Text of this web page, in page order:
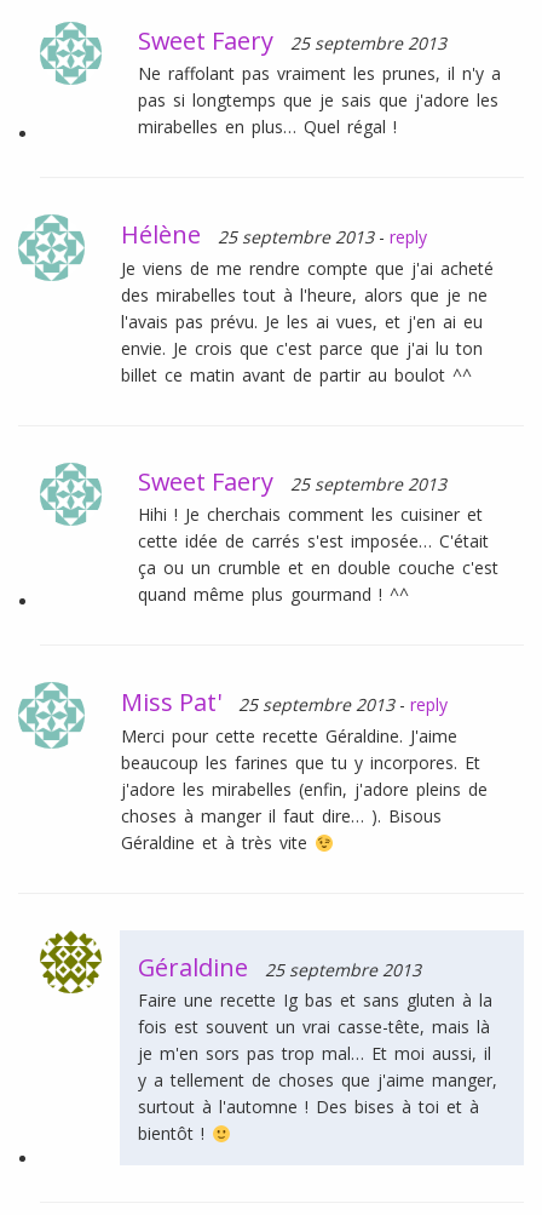
Sweet Faery
25 septembre 2013
Ne raffolant pas vraiment les prunes, il n'y a
pas si longtemps que je sais que j'adore les
mirabelles en plus… Quel régal !
Hélène 25 septembre 2013 - reply
Je viens de me rendre compte que j'ai acheté
des mirabelles tout à l'heure, alors que je ne
l'avais pas prévu. Je les ai vues, et j'en ai eu
envie. Je crois que c'est parce que j'ai lu ton
billet ce matin avant de partir au boulot ^^
Sweet Faery
25 septembre 2013
Hihi ! Je cherchais comment les cuisiner et
cette idée de carrés s'est imposée… C'était
ça ou un crumble et en double couche c'est
quand même plus gourmand ! ^^
Miss Pat' 25 septembre 2013 - reply
Merci pour cette recette Géraldine. J'aime
beaucoup les farines que tu y incorpores. Et
j'adore les mirabelles (enfin, j'adore pleins de
choses à manger il faut dire… ). Bisous
Géraldine et à très vite
Géraldine
25 septembre 2013
Faire une recette Ig bas et sans gluten à la
fois est souvent un vrai casse-tête, mais là
je m'en sors pas trop mal… Et moi aussi, il
y a tellement de choses que j'aime manger,
surtout à l'automne ! Des bises à toi et à
bientôt !